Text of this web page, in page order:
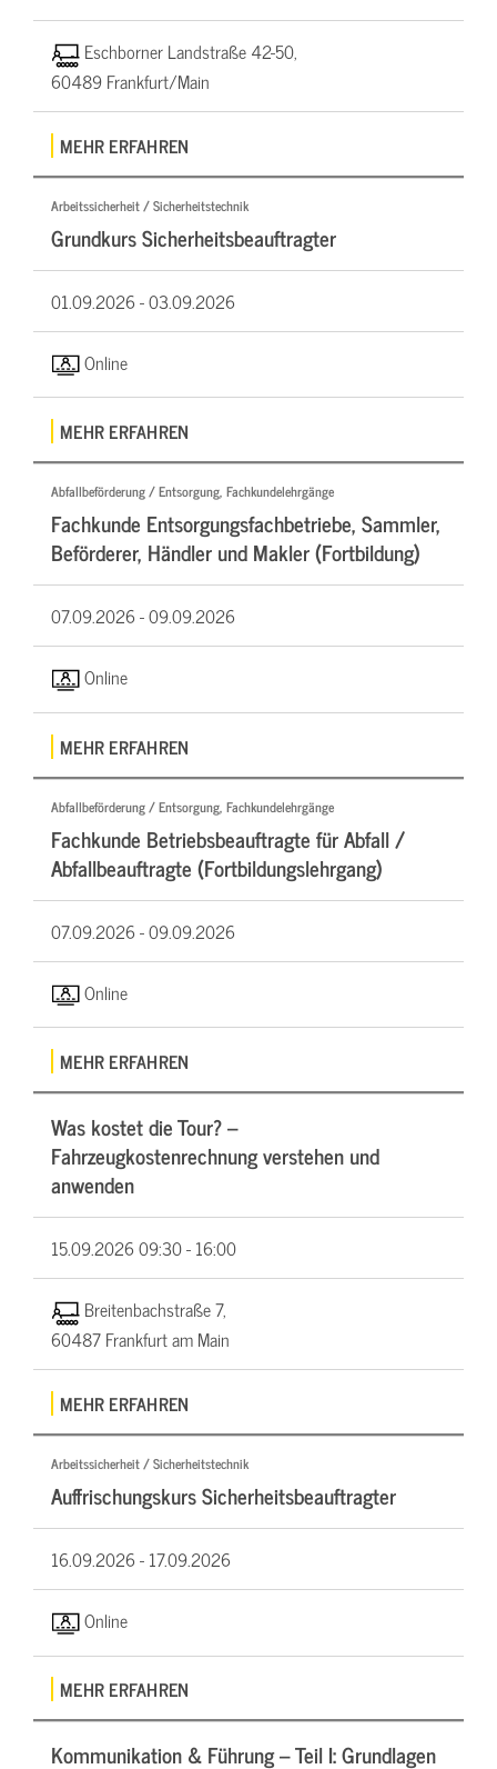
Eschborner Landstraße 42-50,
60489 Frankfurt/Main
MEHR ERFAHREN
Arbeitssicherheit / Sicherheitstechnik
Grundkurs Sicherheitsbeauftragter
01.09.2026 -03.09.2026
Online
MEHR ERFAHREN
Abfallbeförderung / Entsorgung, Fachkundelehrgänge
Fachkunde Entsorgungsfachbetriebe, Sammler,
Beförderer, Händler und Makler (Fortbildung)
07.09.2026 -09.09.2026
Online
MEHR ERFAHREN
Abfallbeförderung / Entsorgung, Fachkundelehrgänge
Fachkunde Betriebsbeauftragte für Abfall /
Abfallbeauftragte (Fortbildungslehrgang)
07.09.2026 -09.09.2026
Online
MEHR ERFAHREN
Was kostet die Tour? –
Fahrzeugkostenrechnung verstehen und
anwenden
15.09.202609:30 - 16:00
Breitenbachstraße 7,
60487 Frankfurt am Main
MEHR ERFAHREN
Arbeitssicherheit / Sicherheitstechnik
Auffrischungskurs Sicherheitsbeauftragter
16.09.2026 -17.09.2026
Online
MEHR ERFAHREN
Kommunikation & Führung – Teil I: Grundlagen